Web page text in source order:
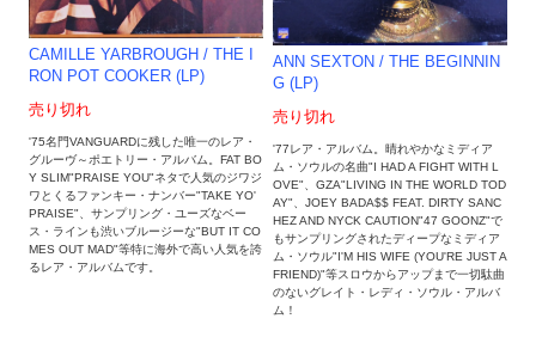
CAMILLE YARBROUGH / THE I
RON POT COOKER (LP)
売り切れ
'75名門VANGUARDに残した唯一のレア・
グルーヴ～ポエトリー・アルバム。FAT BO
Y SLIM"PRAISE YOU"ネタで人気のジワジ
ワとくるファンキー・ナンバー"TAKE YO'
PRAISE"、サンプリング・ユーズなベー
ス・ラインも渋いブルージーな"BUT IT CO
MES OUT MAD"等特に海外で高い人気を誇
るレア・アルバムです。
ANN SEXTON ‎/ THE BEGINNIN
G (LP)
売り切れ
'77レア・アルバム。晴れやかなミディア
ム・ソウルの名曲"I HAD A FIGHT WITH L
OVE"、GZA"LIVING IN THE WORLD TOD
AY"、JOEY BADA$$ FEAT. DIRTY SANC
HEZ AND NYCK CAUTION"47 GOONZ"で
もサンプリングされたディープなミディア
ム・ソウル"I'M HIS WIFE (YOU'RE JUST A
FRIEND)"等スロウからアップまで一切駄曲
のないグレイト・レディ・ソウル・アルバ
ム！